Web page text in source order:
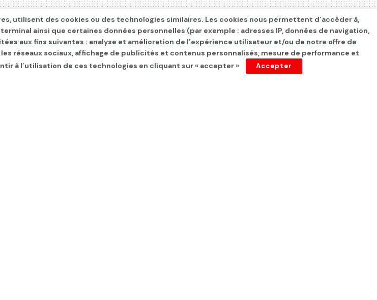
utilisent des cookies ou des technologies similaires. Les cookies nous permettent d’accéder à,
ainsi que certaines données personnelles (par exemple : adresses IP, données de navigation,
aux fins suivantes : analyse et amélioration de l’expérience utilisateur et/ou de notre offre de
réseaux sociaux, affichage de publicités et contenus personnalisés, mesure de performance et
à l’utilisation de ces technologies en cliquant sur « accepter »
Accepter